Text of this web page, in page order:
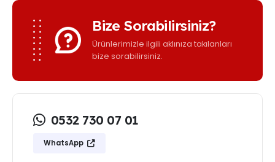
Bize Sorabilirsiniz?
Ürünlerimizle ilgili aklınıza takılanları
bize sorabilirsiniz.
0532 730 07 01
WhatsApp